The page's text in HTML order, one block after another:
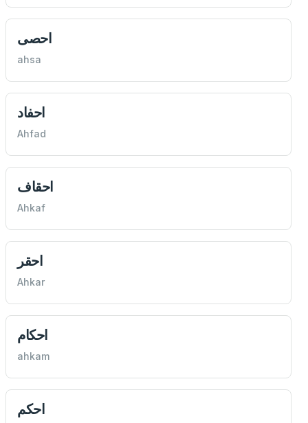
احصی
ahsa
احفاد
Ahfad
احقاف
Ahkaf
احقر
Ahkar
احكام
ahkam
احكم